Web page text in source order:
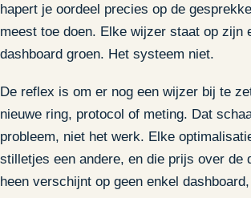
hapert je oordeel precies op de
meest toe doen. Elke wijzer staat op zijn
dashboard groen. Het systeem niet.
De reflex is om er nog een wijzer bij te
nieuwe ring, protocol of meting. Dat
probleem, niet het werk. Elke
stilletjes een andere, en die prijs over de
heen verschijnt op geen enkel